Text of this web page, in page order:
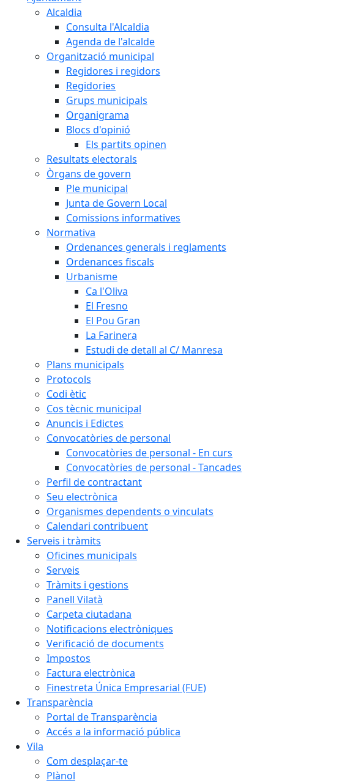
Alcaldia
Consulta l'Alcaldia
Agenda de l'alcalde
Organització municipal
Regidores i regidors
Regidories
Grups municipals
Organigrama
Blocs d'opinió
Els partits opinen
Resultats electorals
Òrgans de govern
Ple municipal
Junta de Govern Local
Comissions informatives
Normativa
Ordenances generals i reglaments
Ordenances fiscals
Urbanisme
Ca l'Oliva
El Fresno
El Pou Gran
La Farinera
Estudi de detall al C/ Manresa
Plans municipals
Protocols
Codi ètic
Cos tècnic municipal
Anuncis i Edictes
Convocatòries de personal
Convocatòries de personal - En curs
Convocatòries de personal - Tancades
Perfil de contractant
Seu electrònica
Organismes dependents o vinculats
Calendari contribuent
Serveis i tràmits
Oficines municipals
Serveis
Tràmits i gestions
Panell Vilatà
Carpeta ciutadana
Notificacions electròniques
Verificació de documents
Impostos
Factura electrònica
Finestreta Única Empresarial (FUE)
Transparència
Portal de Transparència
Accés a la informació pública
Vila
Com desplaçar-te
Plànol